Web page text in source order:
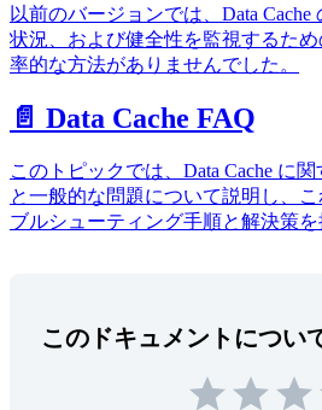
以前のバージョンでは、Data
状況、および健全性を監視するた
率的な方法がありませんでした。
📄️ Data Cache FAQ
このトピックでは、Data Cache に
と一般的な問題について説明し、
ブルシューティング手順と解決策を
このドキュメントについ